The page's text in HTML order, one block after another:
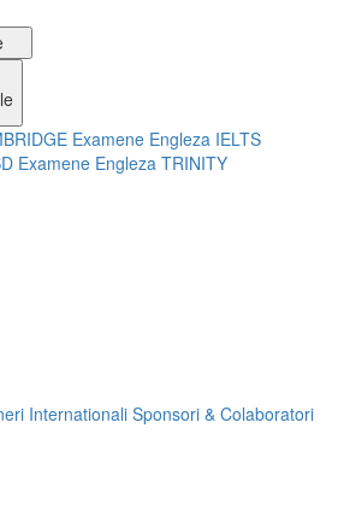
Examene Engleza IELTS
Examene Engleza TRINITY
Internationali Sponsori & Colaboratori